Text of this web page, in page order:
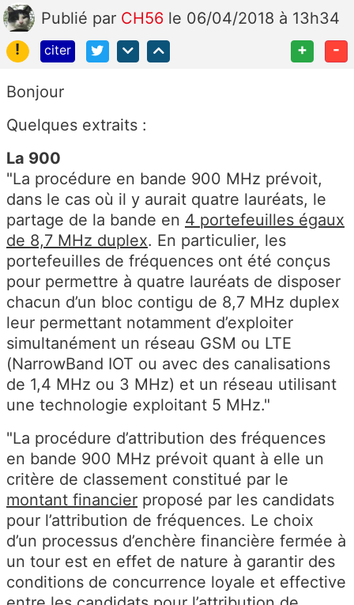
Publié par CH56 le 06/04/2018 à 13h34
!
citer + -
Bonjour
Quelques extraits :
La 900
"La procédure en bande 900 MHz prévoit,
dans le cas où il y aurait quatre lauréats, le
partage de la bande en 4 portefeuilles égaux
de 8,7 MHz duplex. En particulier, les
portefeuilles de fréquences ont été conçus
pour permettre à quatre lauréats de disposer
chacun d’un bloc contigu de 8,7 MHz duplex
leur permettant notamment d’exploiter
simultanément un réseau GSM ou LTE
(NarrowBand IOT ou avec des canalisations
de 1,4 MHz ou 3 MHz) et un réseau utilisant
une technologie exploitant 5 MHz."
"La procédure d’attribution des fréquences
en bande 900 MHz prévoit quant à elle un
critère de classement constitué par le
montant financier proposé par les candidats
pour l’attribution de fréquences. Le choix
d’un processus d’enchère financière fermée à
un tour est en effet de nature à garantir des
conditions de concurrence loyale et effective